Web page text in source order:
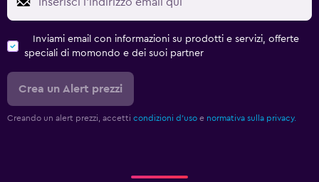
Inviami email con informazioni su prodotti e servizi, offerte
speciali di momondo e dei suoi partner
Crea un Alert prezzi
Creando un alert prezzi, accetti condizioni d'uso e normativa sulla privacy.